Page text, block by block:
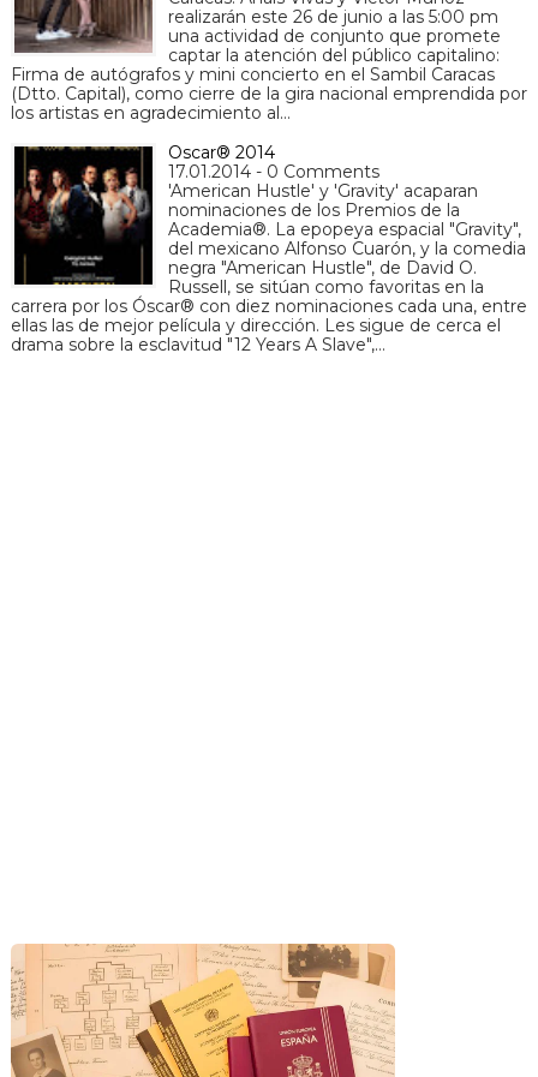
realizarán este 26 de junio a las 5:00 pm
una actividad de conjunto que promete
captar la atención del público capitalino:
Firma de autógrafos y mini concierto en el Sambil Caracas
(Dtto. Capital), como cierre de la gira nacional emprendida por
los artistas en agradecimiento al…
Oscar® 2014
17.01.2014 - 0 Comments
'American Hustle' y 'Gravity' acaparan
nominaciones de los Premios de la
Academia®. La epopeya espacial "Gravity",
del mexicano Alfonso Cuarón, y la comedia
negra "American Hustle", de David O.
Russell, se sitúan como favoritas en la
carrera por los Óscar® con diez nominaciones cada una, entre
ellas las de mejor película y dirección. Les sigue de cerca el
drama sobre la esclavitud "12 Years A Slave",…